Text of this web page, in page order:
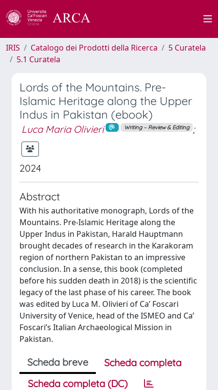
IRIS Catalogo dei Prodotti della Ricerca
5 Curatela
5.1 Curatela
Lords of the Mountains. Pre-
Islamic Heritage along the Upper
Indus in Pakistan (ebook)
Luca Maria Olivieri Writing – Review & Editing ;
2024
Abstract
With his authoritative monograph, Lords of the
Mountains. Pre-Islamic Heritage along the
Upper Indus in Pakistan, Harald Hauptmann
brought decades of research in the Karakoram
region of northern Pakistan to an impressive
conclusion. In a sense, this book (completed
before his sudden death in 2018) is the scientific
legacy of the last phase of his career. The book
was edited by Luca M. Olivieri of Ca’ Foscari
University of Venice, head of the ISMEO and Ca’
Foscari’s Italian Archaeological Mission in
Pakistan.
Scheda breve
Scheda completa
Scheda completa (DC)